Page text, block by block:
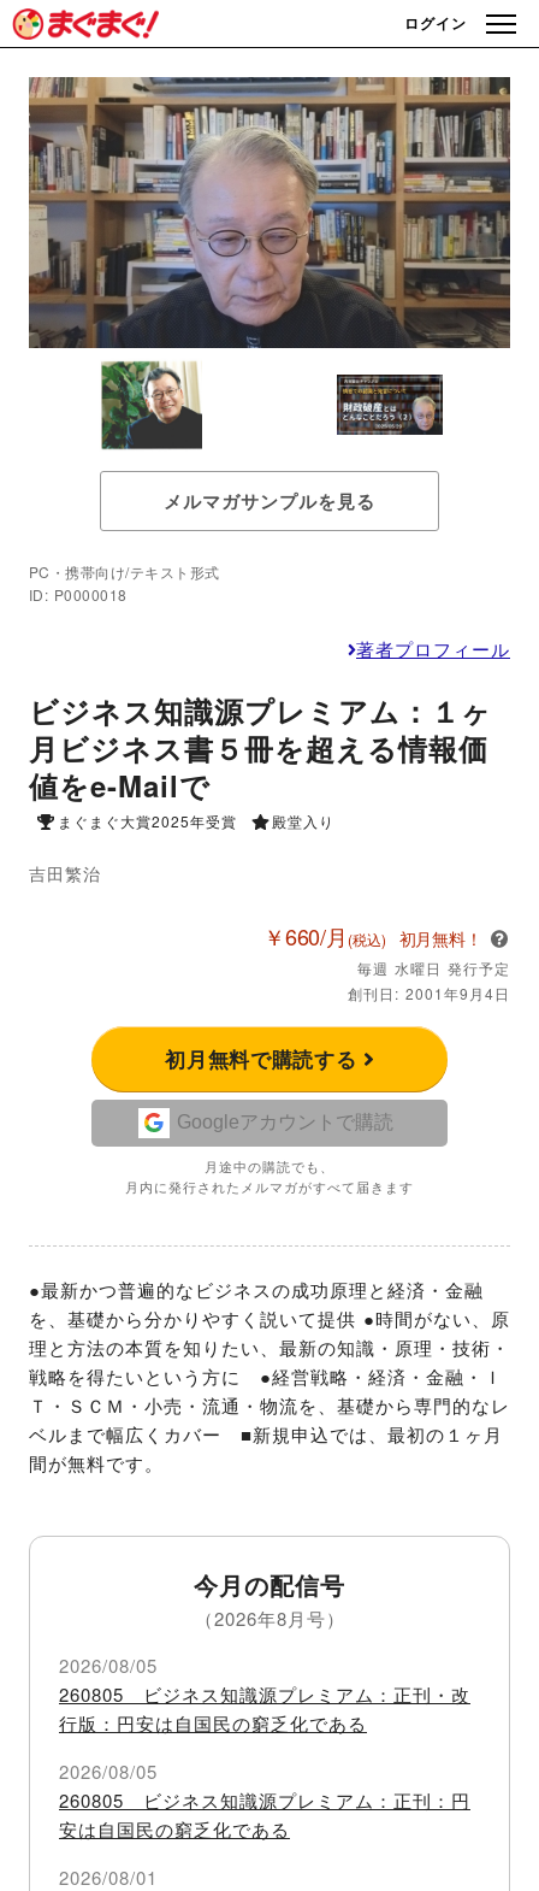
ログイン
メルマガサンプルを見る
PC・携帯向け/テキスト形式
ID: P0000018
著者プロフィール
ビジネス知識源プレミアム：１ヶ
月ビジネス書５冊を超える情報価
値をe-Mailで
まぐまぐ大賞2025年受賞 殿堂入り
吉田繁治
￥660/月 (税込) 初月無料！
毎週 水曜日 発行予定
創刊日: 2001年9月4日
初月無料で購読する
Googleアカウントで購読
月途中の購読でも、
月内に発行されたメルマガがすべて届きます
●最新かつ普遍的なビジネスの成功原理と経済・金融
を、基礎から分かりやすく説いて提供 ●時間がない、原
理と方法の本質を知りたい、最新の知識・原理・技術・
戦略を得たいという方に　●経営戦略・経済・金融・Ｉ
Ｔ・ＳＣＭ・小売・流通・物流を、基礎から専門的なレ
ベルまで幅広くカバー　■新規申込では、最初の１ヶ月
間が無料です。
今月の配信号
（2026年8月号）
2026/08/05
260805 ビジネス知識源プレミアム：正刊・改
行版：円安は自国民の窮乏化である
2026/08/05
260805 ビジネス知識源プレミアム：正刊：円
安は自国民の窮乏化である
2026/08/01